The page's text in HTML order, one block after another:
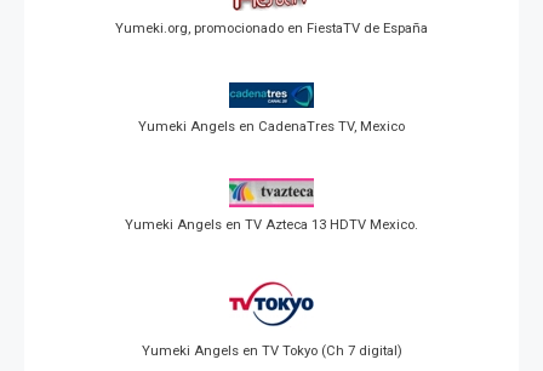
Yumeki.org, promocionado en FiestaTV de España
Yumeki Angels en CadenaTres TV, Mexico
Yumeki Angels en TV Azteca 13 HDTV Mexico.
Yumeki Angels en TV Tokyo (Ch 7 digital)